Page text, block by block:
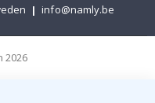
| info@namly.be
2026